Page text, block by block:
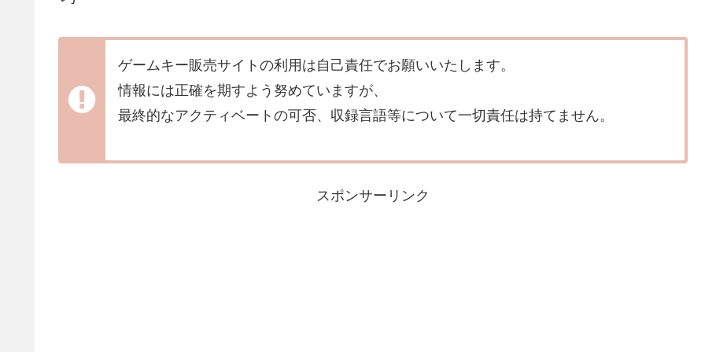
ゲームキー販売サイトの利用は自己責任でお願いいたします。
情報には正確を期すよう努めていますが、
最終的なアクティベートの可否、収録言語等について一切責任は持てません。
スポンサーリンク